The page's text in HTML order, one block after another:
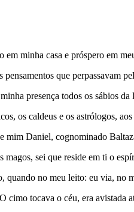
minha casa e próspero em
pensamentos que perpassavam
presença todos os sábios
os caldeus e os astrólogos,
mim Daniel, cognominado
magos, sei que reside em ti o
quando no meu leito: eu via, no
cimo tocava o céu, era avistada